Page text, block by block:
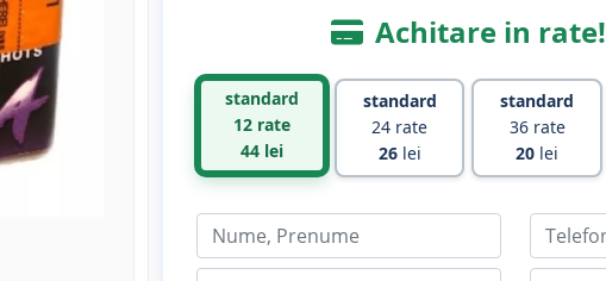
Achitare in rate!
standard
12 rate
44lei
standard
24 rate
26lei
standard
36 rate
20 lei